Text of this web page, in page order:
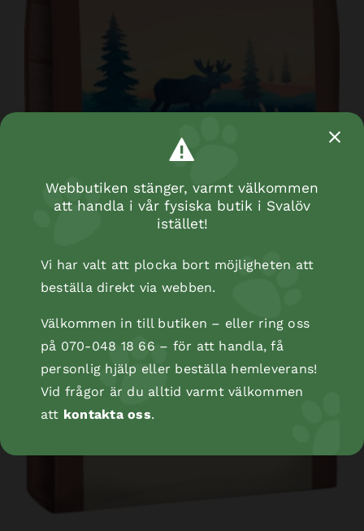
Webbutiken stänger, varmt välkommen
att handla i vår fysiska butik i Svalöv
istället!
Vi har valt att plocka bort möjligheten att
beställa direkt via webben.
Välkommen in till butiken – eller ring oss
på 070-048 18 66 – för att handla, få
personlig hjälp eller beställa hemleverans!
Vid frågor är du alltid varmt välkommen
att kontakta oss.